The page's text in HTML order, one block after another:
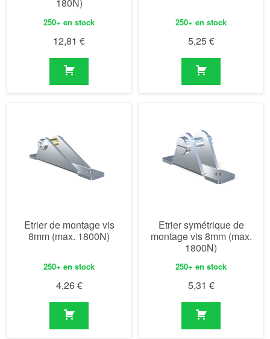
180N)
250+ en stock
12,81 €
250+ en stock
5,25€
Etrier de montage vis
8mm (max. 1800N)
250+ en stock
4,26€
Etrier symétrique de
montage vis 8mm (max.
1800N)
250+ en stock
5,31 €